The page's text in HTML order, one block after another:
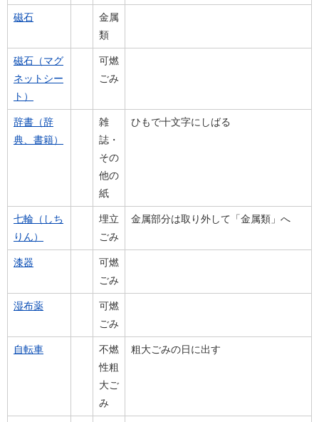
磁石
金属
類
磁石（マグ
ネットシー
ト）
可燃
ごみ
辞書（辞
典、書籍）
雑
誌・
その
他の
紙
ひもで十文字にしばる
七輪（しち
りん）
埋立
ごみ
金属部分は取り外して「金属類」へ
漆器
可燃
ごみ
湿布薬
可燃
ごみ
自転車
不燃
性粗
大ご
み
粗大ごみの日に出す